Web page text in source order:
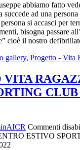
abbiamo fatto
succede ad una
si accasci per
bisogna passare
cioè il nostro
gallery, Progetto - Vita
VITA
CLUB
Commenti
ESTIVO